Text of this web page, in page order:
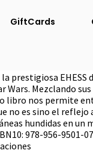
GiftCards
Ensayo
prestigiosa EHESS
Wars. Mezclando
libro nos permite
no es sino el reflejo
hundidas en un
978-956-9501-